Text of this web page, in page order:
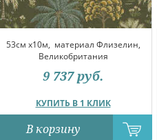
53см x10м, материал Флизелин,
Великобритания
КУПИТЬ В 1 КЛИК
9 737 руб.
В корзину